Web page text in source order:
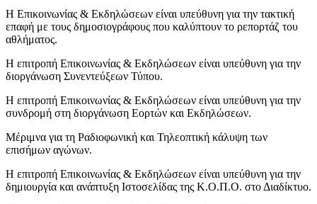
Η Επικοινωνίας & Εκδηλώσεων είναι υπεύθυνη για την τακτική
επαφή με τους δημοσιογράφους που καλύπτουν το ρεπορτάζ του
αθλήματος.
Η επιτροπή Επικοινωνίας & Εκδηλώσεων είναι υπεύθυνη για την
διοργάνωση Συνεντεύξεων Τύπου.
Η επιτροπή Επικοινωνίας & Εκδηλώσεων είναι υπεύθυνη για την
συνδρομή στη διοργάνωση Εορτών και Εκδηλώσεων.
Μέριμνα για τη Ραδιοφωνική και Τηλεοπτική κάλυψη των
επισήμων αγώνων.
Η επιτροπή Επικοινωνίας & Εκδηλώσεων είναι υπεύθυνη για την
δημιουργία και ανάπτυξη Ιστοσελίδας της Κ.Ο.Π.Ο. στο Διαδίκτυο.